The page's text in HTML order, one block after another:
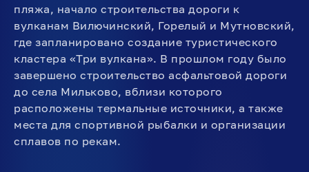
пляжа, начало строительства дороги к
вулканам Вилючинский, Горелый и Мутновский,
где запланировано создание туристического
кластера «Три вулкана». В прошлом году было
завершено строительство асфальтовой дороги
до села Мильково, вблизи которого
расположены термальные источники, а также
места для спортивной рыбалки и организации
сплавов по рекам.